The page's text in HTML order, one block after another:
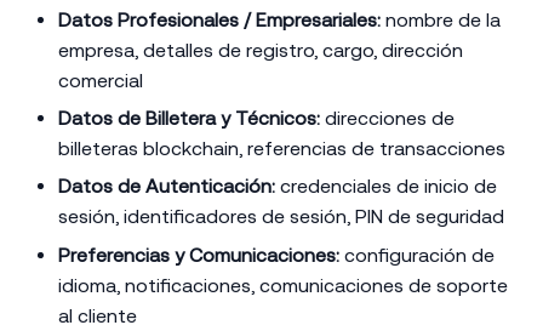
Datos Profesionales / Empresariales: nombre de la
empresa, detalles de registro, cargo, dirección
comercial
Datos de Billetera y Técnicos: direcciones de
billeteras blockchain, referencias de transacciones
Datos de Autenticación: credenciales de inicio de
sesión, identificadores de sesión, PIN de seguridad
Preferencias y Comunicaciones: configuración de
idioma, notificaciones, comunicaciones de soporte
al cliente